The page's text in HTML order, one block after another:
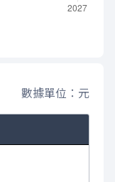
數據單位：元